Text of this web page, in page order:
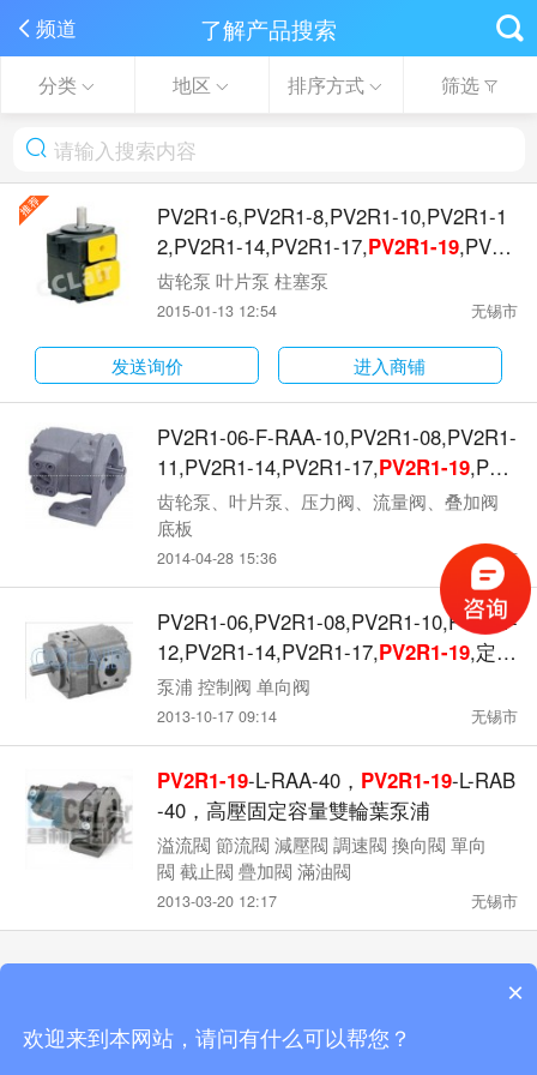
频道 了解产品搜索
分类 地区 排序方式 筛选
PV2R1-6,PV2R1-8,PV2R1-10,PV2R1-1
2,PV2R1-14,PV2R1-17,PV2R1-19,PV2R
1-25,PV2R1-28,PV2R1-31,高压低噪音
叶片泵
齿轮泵 叶片泵 柱塞泵
2015-01-13 12:54 无锡市
发送询价 进入商铺
PV2R1-06-F-RAA-10,PV2R1-08,PV2R1-
11,PV2R1-14,PV2R1-17,PV2R1-19,PV2
R1-23,PV2R1-25,PV2R1-31,
齿轮泵、叶片泵、压力阀、流量阀、叠加阀
底板
2014-04-28 15:36 无锡市
PV2R1-06,PV2R1-08,PV2R1-10,PV2R1-
12,PV2R1-14,PV2R1-17,PV2R1-19,定量
轮叶泵浦
泵浦 控制阀 单向阀
2013-10-17 09:14 无锡市
PV2R1-19-L-RAA-40， PV2R1-19-L-RAB
-40，高壓固定容量雙輪葉泵浦
溢流閥 節流閥 減壓閥 調速閥 換向閥 單向
閥 截止閥 疊加閥 滿油閥
2013-03-20 12:17 无锡市
触屏版 电脑版
×
欢迎来到本网站，请问有什么可以帮您？